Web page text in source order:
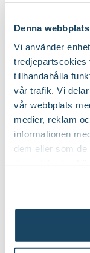
Denna
Vi använder
tredjepartscokies
tillhandahålla
vår trafik. Vi
vår webbplats
medier, reklam
informationen
dem eller som
Lyckas med din